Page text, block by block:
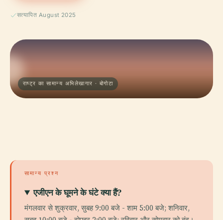
सत्यापित August 2025
राष्ट्र का सामान्य अभिलेखागार · बोगोटा
सामान्य प्रश्न
एजीएन के घूमने के घंटे क्या हैं?
मंगलवार से शुक्रवार, सुबह 9:00 बजे - शाम 5:00 बजे; शनिवार,